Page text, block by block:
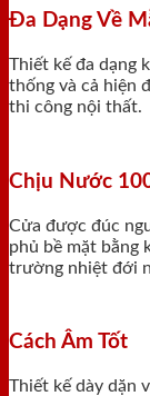
Đa Dạng Về
Thiết kế đa dạng
thống và cả hiện
thi công nội thất.
Chịu Nước
Cửa được đúc
phủ bề mặt bằng
trường nhiệt đới
Cách Âm Tốt
Thiết kế dày dặn